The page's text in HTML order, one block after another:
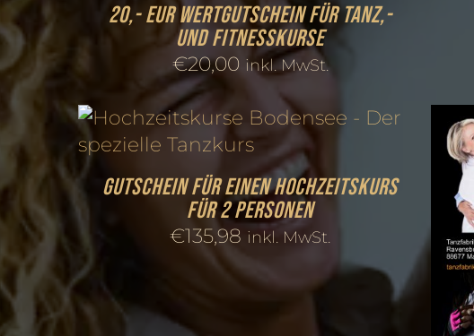
20,- EUR Wertgutschein für Tanz,-
und Fitnesskurse
€20,00 inkl. MwSt.
Gutschein für einen Hochzeitskurs
für 2 Personen
€135,98 inkl. MwSt.